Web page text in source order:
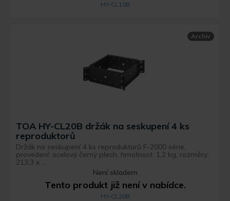
HY-CL10B
Archiv
TOA HY-CL20B držák na seskupení 4 ks
reproduktorů
Držák na seskupení 4 ks reproduktorů F-2000 série,
provedení: ocelový černý plech, hmotnost: 1,2 kg, rozměry:
213,3 x ...
Není skladem
Tento produkt již není v nabídce.
HY-CL20B